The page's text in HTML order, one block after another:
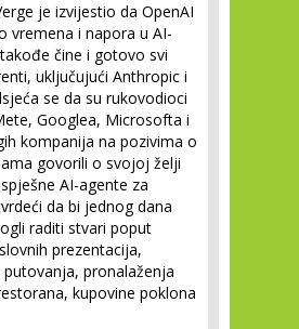
je izvijestio da OpenAI
vremena i napora u AI-
čine i gotovo svi
uključujući Anthropic i
se da su rukovodioci
Googlea, Microsofta i
kompanija na pozivima o
govorili o svojoj želji
AI-agente za
da bi jednog dana
raditi stvari poput
prezentacija,
pronalaženja
kupovine poklona